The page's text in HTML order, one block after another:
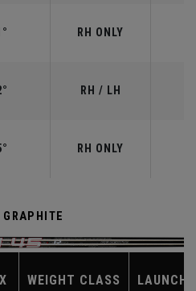
RH ONLY
RH / LH
RH ONLY
WEIGHT CLASS LAUNCH